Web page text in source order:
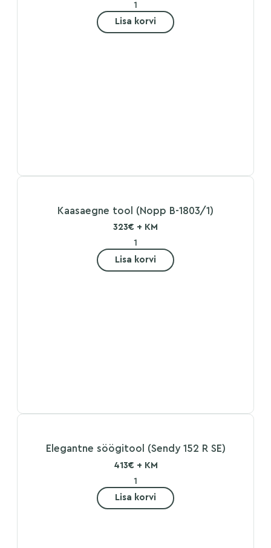
Lisa korvi
Kaasaegne tool (Nopp B-1803/1)
323€ + KM
Lisa korvi
Elegantne söögitool (Sendy 152 R SE)
413€ + KM
Lisa korvi